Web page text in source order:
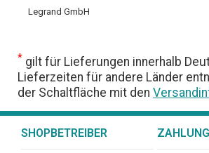
Legrand GmbH
* gilt für Lieferungen innerhalb
Lieferzeiten für andere Länder
der Schaltfläche mit den
SHOPBETREIBER